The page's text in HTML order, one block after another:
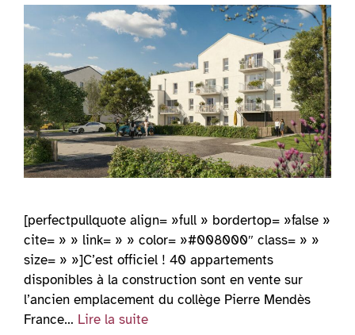
[perfectpullquote align= »full » bordertop= »false »
cite= » » link= » » color= »#008000″ class= » »
size= » »]C’est officiel ! 40 appartements
disponibles à la construction sont en vente sur
l’ancien emplacement du collège Pierre Mendès
France… Lire la suite